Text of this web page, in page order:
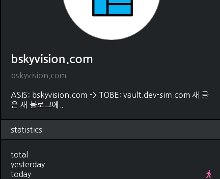
bskyvision.com
bskyvision.com
ASIS: bskyvision.com -> TOBE: vault.dev-sim.com 새 글
은 새 블로그에..
statistics
total
yesterday
today